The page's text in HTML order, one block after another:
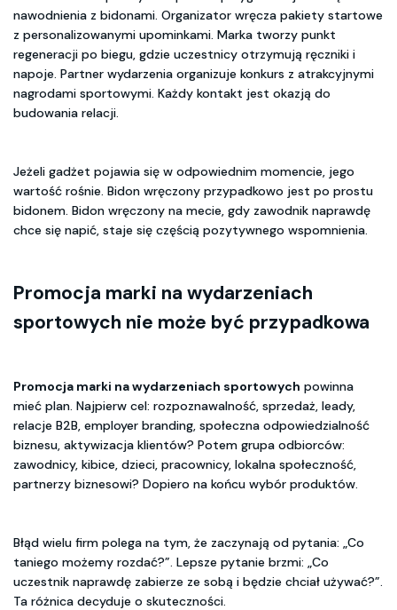
nawodnienia z bidonami. Organizator wręcza pakiety startowe
z personalizowanymi upominkami. Marka tworzy punkt
regeneracji po biegu, gdzie uczestnicy otrzymują ręczniki i
napoje. Partner wydarzenia organizuje konkurs z atrakcyjnymi
nagrodami sportowymi. Każdy kontakt jest okazją do
budowania relacji.
Jeżeli gadżet pojawia się w odpowiednim momencie, jego
wartość rośnie. Bidon wręczony przypadkowo jest po prostu
bidonem. Bidon wręczony na mecie, gdy zawodnik naprawdę
chce się napić, staje się częścią pozytywnego wspomnienia.
Promocja marki na wydarzeniach
sportowych nie może być przypadkowa
Promocja marki na wydarzeniach sportowych powinna
mieć plan. Najpierw cel: rozpoznawalność, sprzedaż, leady,
relacje B2B, employer branding, społeczna odpowiedzialność
biznesu, aktywizacja klientów? Potem grupa odbiorców:
zawodnicy, kibice, dzieci, pracownicy, lokalna społeczność,
partnerzy biznesowi? Dopiero na końcu wybór produktów.
Błąd wielu firm polega na tym, że zaczynają od pytania: „Co
taniego możemy rozdać?”. Lepsze pytanie brzmi: „Co
uczestnik naprawdę zabierze ze sobą i będzie chciał używać?”.
Ta różnica decyduje o skuteczności.